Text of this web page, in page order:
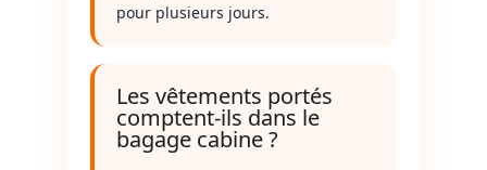
pour plusieurs jours.
Les vêtements portés
comptent-ils dans le
bagage cabine ?